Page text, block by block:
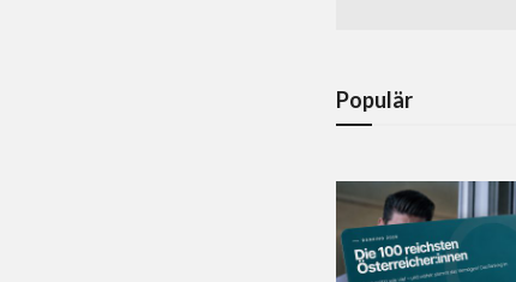
Populär